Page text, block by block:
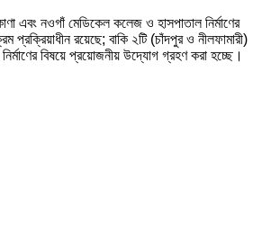
এবং নওগাঁ মেডিকেল কলেজ ও হাসপাতাল নির্মাণের
প্রক্রিয়াধীন রয়েছে; বাকি ২টি (চাঁদপুর ও নীলফামারী)
বিষয়ে প্রয়োজনীয় উদ্যোগ গ্রহণ করা হচ্ছে।